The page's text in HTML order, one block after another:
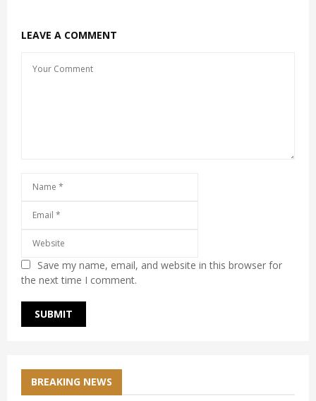
LEAVE A COMMENT
Save my name, email, and website in this browser for
the next time I comment.
BREAKING NEWS